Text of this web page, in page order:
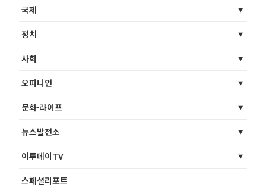
국제
정치
사회
오피니언
문화·라이프
뉴스발전소
이투데이TV
스페셜리포트